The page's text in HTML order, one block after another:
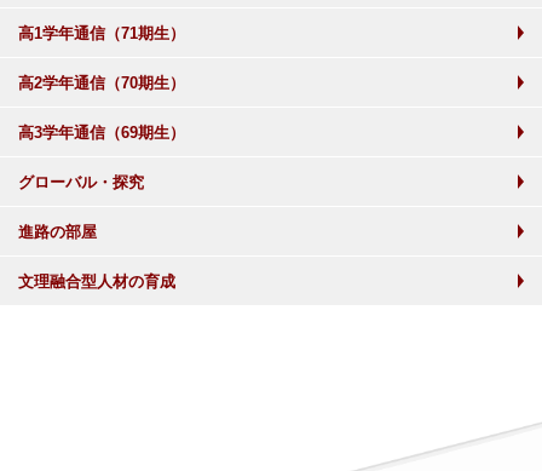
高1学年通信（71期生）
高2学年通信（70期生）
高3学年通信（69期生）
グローバル・探究
進路の部屋
文理融合型人材の育成